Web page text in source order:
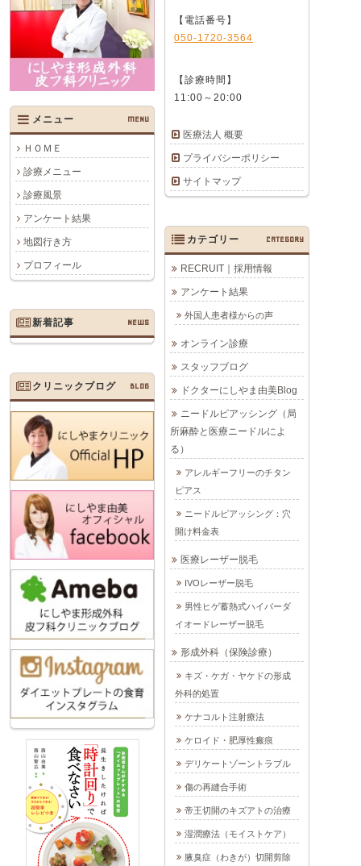
メニュー MENU
ＨＯＭＥ
診療メニュー
診療風景
アンケート結果
地図行き方
プロフィール
【電話番号】
050-1720-3564
【診療時間】
11:00～20:00
医療法人 概要
プライバシーポリシー
サイトマップ
カテゴリー CATEGORY
RECRUIT｜採用情報
アンケート結果
外国人患者様からの声
オンライン診療
スタッフブログ
ドクターにしやま由美Blog
ニードルピアッシング（局
所麻酔と医療ニードルによ
る）
アレルギーフリーのチタン
ピアス
ニードルピアッシング：穴
開け料金表
医療レーザー脱毛
IVOレーザー脱毛
男性ヒゲ蓄熱式ハイパーダ
イオードレーザー脱毛
形成外科（保険診療）
キズ・ケガ・ヤケドの形成
外科的処置
ケナコルト注射療法
ケロイド・肥厚性瘢痕
デリケートゾーントラブル
傷の再縫合手術
帝王切開のキズアトの治療
湿潤療法（モイストケア）
腋臭症（わきが）切開剪除
新着記事 NEWS
クリニックブログ BLOG